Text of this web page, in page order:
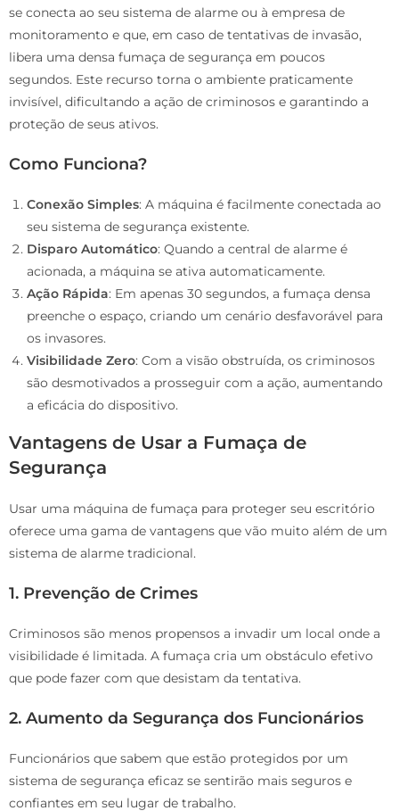
se conecta ao seu sistema de alarme ou à empresa de
monitoramento e que, em caso de tentativas de invasão,
libera uma densa fumaça de segurança em poucos
segundos. Este recurso torna o ambiente praticamente
invisível, dificultando a ação de criminosos e garantindo a
proteção de seus ativos.
Como Funciona?
Conexão Simples: A máquina é facilmente conectada ao
seu sistema de segurança existente.
Disparo Automático: Quando a central de alarme é
acionada, a máquina se ativa automaticamente.
Ação Rápida: Em apenas 30 segundos, a fumaça densa
preenche o espaço, criando um cenário desfavorável para
os invasores.
Visibilidade Zero: Com a visão obstruída, os criminosos
são desmotivados a prosseguir com a ação, aumentando
a eficácia do dispositivo.
Vantagens de Usar a Fumaça de
Segurança
Usar uma máquina de fumaça para proteger seu escritório
oferece uma gama de vantagens que vão muito além de um
sistema de alarme tradicional.
1. Prevenção de Crimes
Criminosos são menos propensos a invadir um local onde a
visibilidade é limitada. A fumaça cria um obstáculo efetivo
que pode fazer com que desistam da tentativa.
2. Aumento da Segurança dos Funcionários
Funcionários que sabem que estão protegidos por um
sistema de segurança eficaz se sentirão mais seguros e
confiantes em seu lugar de trabalho.